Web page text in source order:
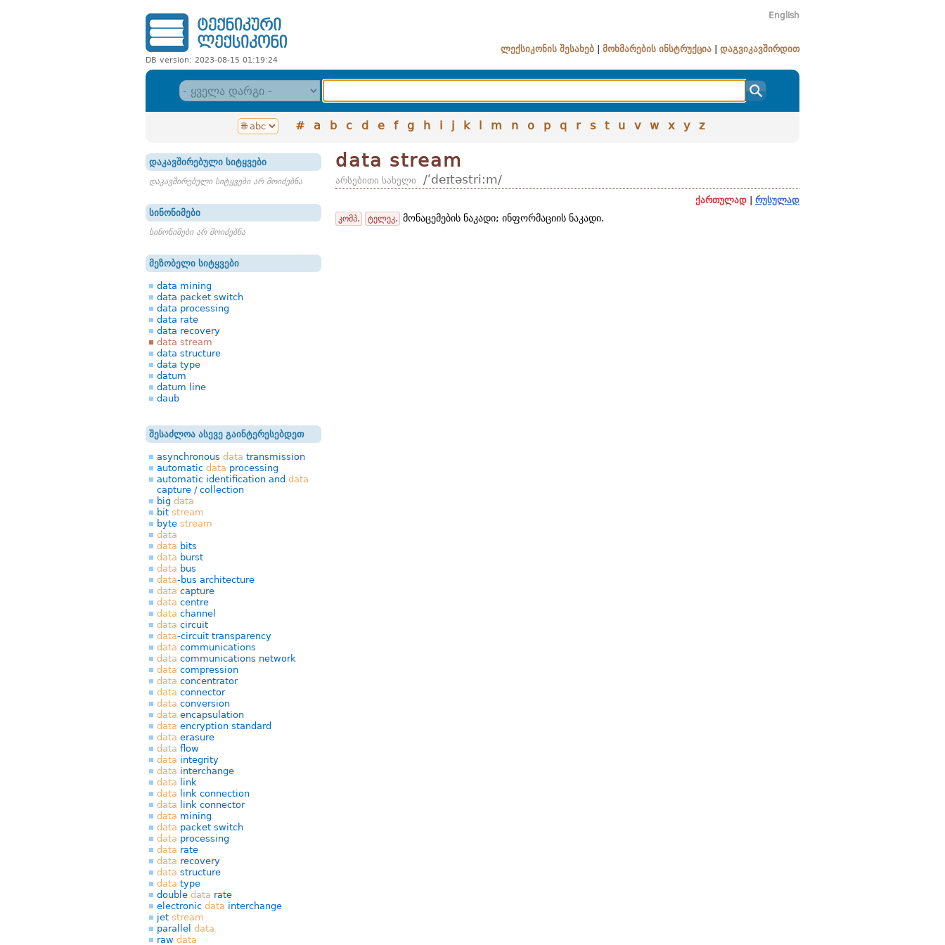
DB version: 2023-08-15 01:19:24
English
ლექსიკონის შესახებ მოხმარების ინსტრუქცია დაგვიკავშირდით
# a b c d e f g h i j k l m n o p q r s t u v w x y z
დაკავშირებული სიტყვები
დაკავშირებული სიტყვები არ მოიძებნა
სინონიმები
სინონიმები არ მოიძებნა
მეზობელი სიტყვები
data mining
data packet switch
data processing
data rate
data recovery
data stream
data structure
data type
datum
datum line
daub
შესაძლოა ასევე გაინტერესებდეთ
asynchronous data transmission
automatic data processing
automatic identification and data
capture / collection
big data
bit stream
byte stream
data
data bits
data burst
data bus
data-bus architecture
data capture
data centre
data channel
data circuit
data-circuit transparency
data communications
data communications network
data compression
data concentrator
data connector
data conversion
data encapsulation
data encryption standard
data erasure
data flow
data integrity
data interchange
data link
data link connection
data link connector
data mining
data packet switch
data processing
data rate
data recovery
data structure
data type
double data rate
electronic data interchange
jet stream
parallel data
raw data
data stream
არსებითი სახელი /ʹdeɪtəstri:m/
ქართულად რუსულად
კომპ. ტელეკ. მონაცემების ნაკადი; ინფორმაციის ნაკადი.